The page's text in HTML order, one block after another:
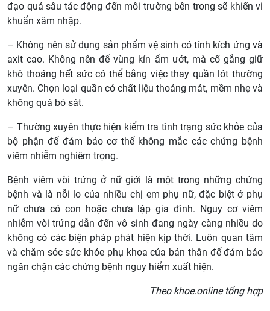
đạo quá sâu tác động đến môi trường bên trong sẽ khiến vi
khuẩn xâm nhập.
– Không nên sử dụng sản phẩm vệ sinh có tính kích ứng và
axit cao. Không nên để vùng kín ẩm ướt, mà cố gắng giữ
khô thoáng hết sức có thể bằng việc thay quần lót thường
xuyên. Chọn loại quần có chất liệu thoáng mát, mềm nhẹ và
không quá bó sát.
– Thường xuyên thực hiện kiểm tra tình trạng sức khỏe của
bộ phận để đảm bảo cơ thể không mắc các chứng bệnh
viêm nhiễm nghiêm trọng.
Bệnh viêm vòi trứng ở nữ giới là một trong những chứng
bệnh và là nỗi lo của nhiều chị em phụ nữ, đặc biệt ở phụ
nữ chưa có con hoặc chưa lập gia đình. Nguy cơ viêm
nhiễm vòi trứng dẫn đến vô sinh đang ngày càng nhiều do
không có các biện pháp phát hiện kịp thời. Luôn quan tâm
và chăm sóc sức khỏe phụ khoa của bản thân để đảm bảo
ngăn chặn các chứng bệnh nguy hiểm xuất hiện.
Theo khoe.online tổng hợp